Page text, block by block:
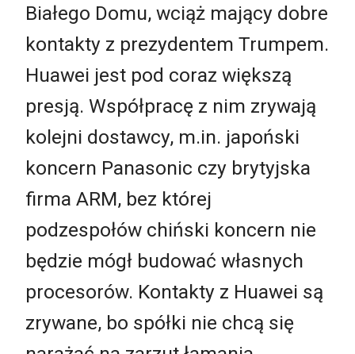
Białego Domu, wciąż mający dobre
kontakty z prezydentem Trumpem.
Huawei jest pod coraz większą
presją. Współpracę z nim zrywają
kolejni dostawcy, m.in. japoński
koncern Panasonic czy brytyjska
firma ARM, bez której
podzespołów chiński koncern nie
będzie mógł budować własnych
procesorów. Kontakty z Huawei są
zrywane, bo spółki nie chcą się